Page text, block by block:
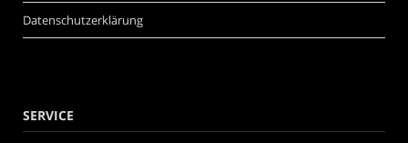
Datenschutzerklärung
SERVICE